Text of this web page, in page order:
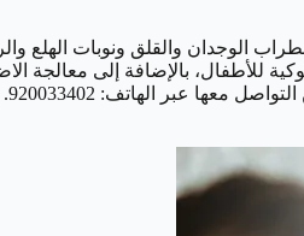
الوجدان والقلق ونوبات الهلع
للأطفال، بالإضافة إلى معالجة
لدى